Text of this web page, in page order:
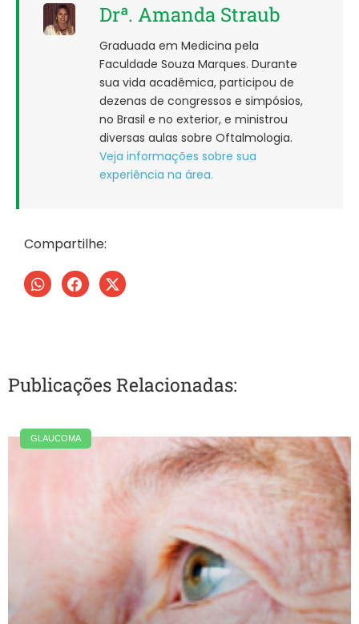
Drª. Amanda Straub
Graduada em Medicina pela
Faculdade Souza Marques. Durante
sua vida acadêmica, participou de
dezenas de congressos e simpósios,
no Brasil e no exterior, e ministrou
diversas aulas sobre Oftalmologia.
Veja informações sobre sua
experiência na área.
Compartilhe:
Publicações Relacionadas:
GLAUCOMA